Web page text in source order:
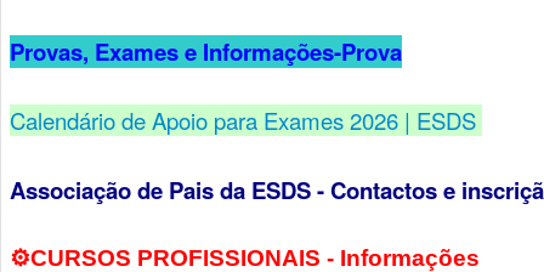
Provas, Exames e Informações-Prova
Calendário de Apoio para Exames 2026 | ESDS
Associação de Pais da ESDS - Contactos e
⚙️​CURSOS PROFISSIONAIS - Informações